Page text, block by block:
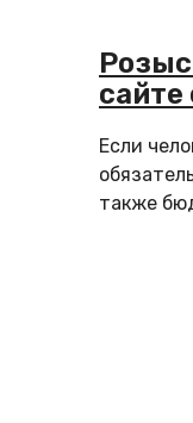
Если
также